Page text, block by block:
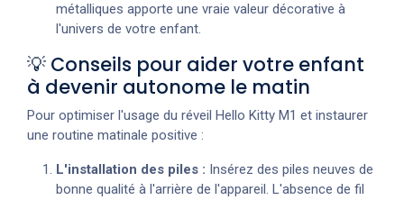
métalliques apporte une vraie valeur décorative à
l'univers de votre enfant.
💡 Conseils pour aider votre enfant
à devenir autonome le matin
Pour optimiser l'usage du réveil Hello Kitty M1 et instaurer
une routine matinale positive :
L'installation des piles : Insérez des piles neuves de
bonne qualité à l'arrière de l'appareil. L'absence de fil